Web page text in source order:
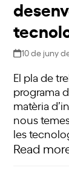
10 de juny
El pla de
programa
matèria
nous
les
Read